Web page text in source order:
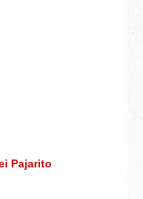
Pajarito